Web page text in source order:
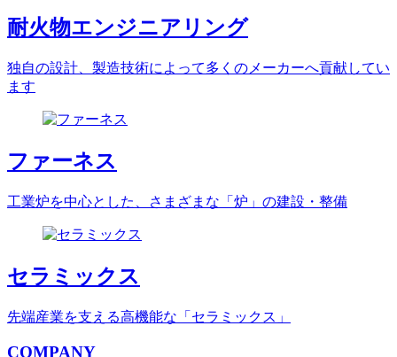
耐火物エンジニアリング
独自の設計、製造技術によって多くのメーカーへ貢献してい
ます
ファーネス
工業炉を中心とした、さまざまな「炉」の建設・整備
セラミックス
先端産業を支える高機能な「セラミックス」
COMPANY